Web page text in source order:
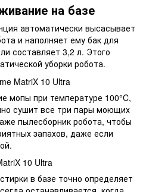
на базе
автоматически высасывает
и наполняет ему бак для
составляет 3,2 л. Этого
уборки робота.
мопы при температуре 100°C,
сушит все три пары моющих
пылесборник робота, чтобы
запахов, даже если
в базе точно определяет